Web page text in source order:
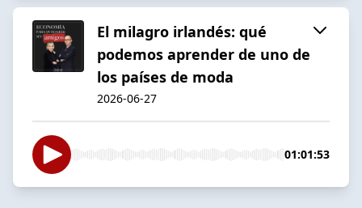
El milagro irlandés: qué
podemos aprender de uno de
los países de moda
2026-06-27
01:01:53